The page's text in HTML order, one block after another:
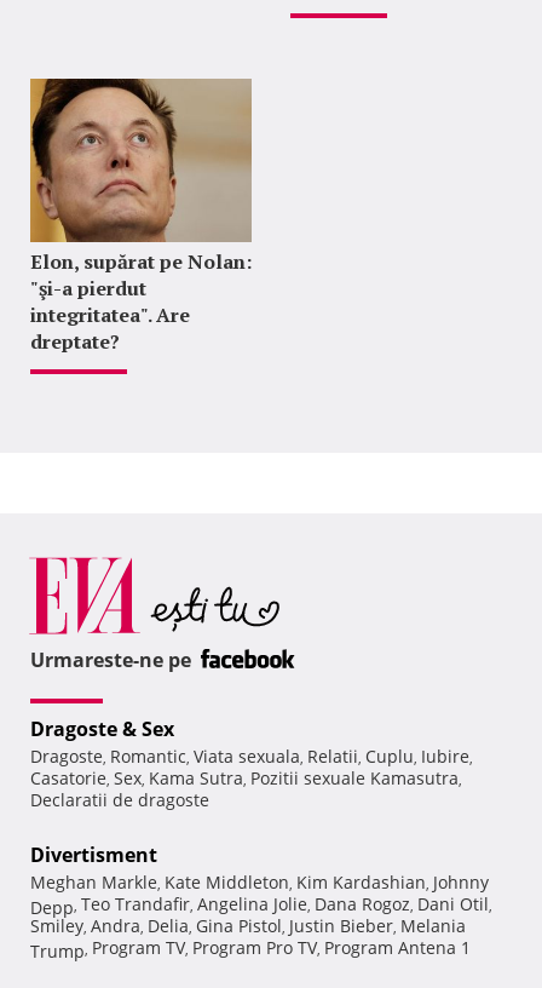
Elon, supărat pe Nolan:
"şi-a pierdut
integritatea". Are
dreptate?
Urmareste-ne pe
Dragoste & Sex
Dragoste, Romantic, Viata sexuala, Relatii, Cuplu, Iubire,
Casatorie, Sex, Kama Sutra, Pozitii sexuale Kamasutra,
Declaratii de dragoste
Divertisment
Meghan Markle, Kate Middleton, Kim Kardashian, Johnny
Depp, Teo Trandafir, Angelina Jolie, Dana Rogoz, Dani Otil,
Smiley, Andra, Delia, Gina Pistol, Justin Bieber, Melania
Trump, Program TV, Program Pro TV, Program Antena 1